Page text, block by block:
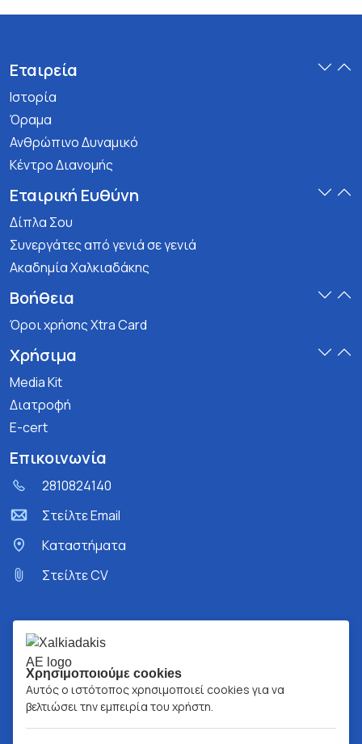
Εταιρεία
Ιστορία
Όραμα
Ανθρώπινο Δυναμικό
Κέντρο Διανομής
Εταιρική Ευθύνη
Δίπλα Σου
Συνεργάτες από γενιά σε γενιά
Ακαδημία Χαλκιαδάκης
Βοήθεια
Όροι χρήσης Xtra Card
Χρήσιμα
Media Kit
Διατροφή
E-cert
Επικοινωνία
2810824140
Στείλτε Email
Kαταστήματα
Στείλτε CV
Χρησιμοποιούμε cookies
Αυτός ο ιστότοπος χρησιμοποιεί cookies για να
βελτιώσει την εμπειρία του χρήστη.